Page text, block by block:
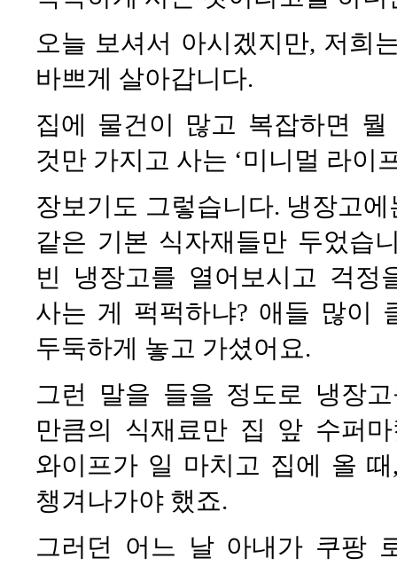
오늘 보셔서 아시겠지만, 저희
바쁘게 살아갑니다.
집에 물건이 많고 복잡하면
것만 가지고 사는 ‘미니멀 라이
장보기도 그렇습니다. 냉장고
같은 기본 식자재들만 두었습
빈 냉장고를 열어보시고 걱정
사는 게 퍽퍽하냐? 애들 많이
두둑하게 놓고 가셨어요.
그런 말을 들을 정도로 냉장
만큼의 식재료만 집 앞 수퍼
와이프가 일 마치고 집에 올
챙겨나가야 했죠.
그러던 어느 날 아내가 쿠팡